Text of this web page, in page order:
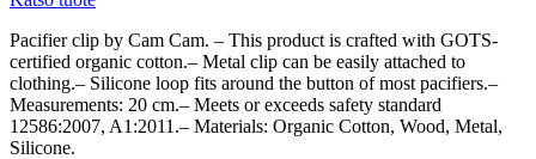
Pacifier clip by Cam Cam. – This product is crafted with GOTS-
certified organic cotton.– Metal clip can be easily attached to
clothing.– Silicone loop fits around the button of most pacifiers.–
Measurements: 20 cm.– Meets or exceeds safety standard
12586:2007, A1:2011.– Materials: Organic Cotton, Wood, Metal,
Silicone.